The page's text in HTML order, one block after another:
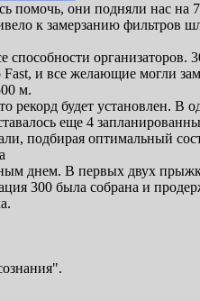
помочь, они подняли нас на
к замерзанию
способности
и все желающие могли
м.
рекорд будет установлен.
еще 4
подбирая оптимальный
днем. В первых двух
300 была собрана и